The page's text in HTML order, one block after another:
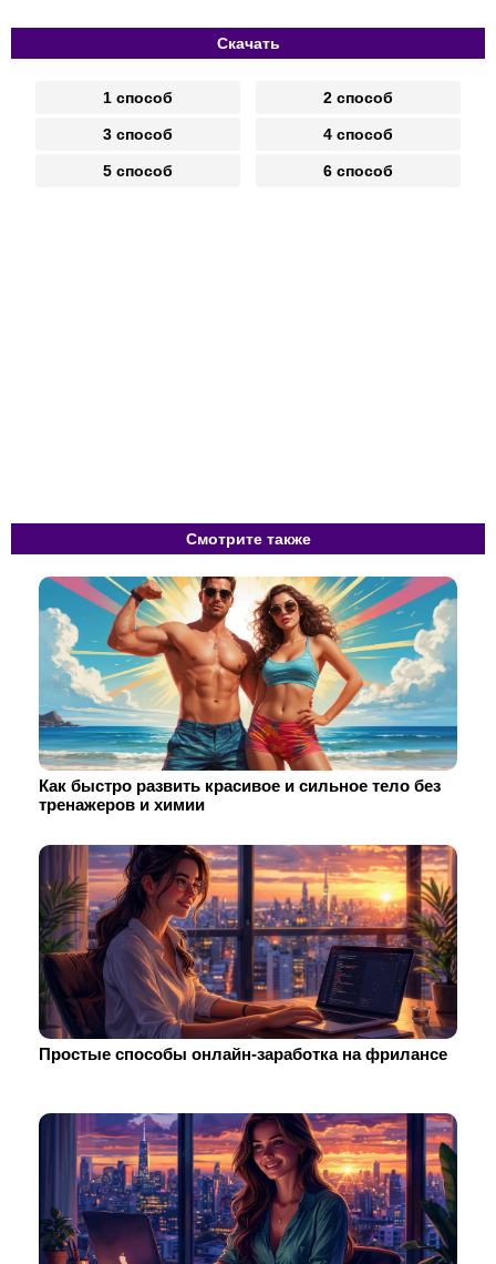
Скачать
1 способ 2 способ
3 способ 4 способ
5 способ 6 способ
Смотрите также
Как быстро развить красивое и сильное тело без
тренажеров и химии
Простые способы онлайн-заработка на фрилансе